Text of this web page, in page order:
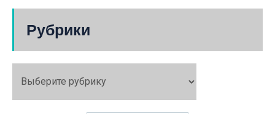
Рубрики